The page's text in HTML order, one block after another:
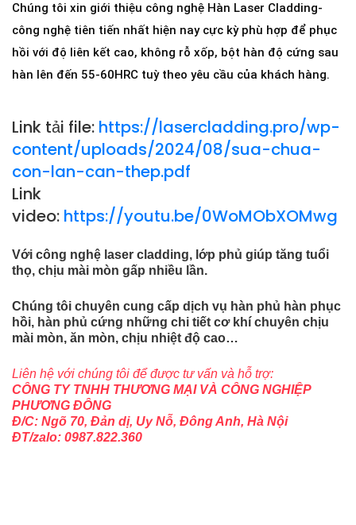
Chúng tôi xin giới thiệu công nghệ Hàn Laser Cladding-
công nghệ tiên tiến nhất hiện nay cực kỳ phù hợp để phục
hồi với độ liên kết cao, không rỗ xốp, bột hàn độ cứng sau
hàn lên đến 55-60HRC tuỳ theo yêu cầu của khách hàng.
Link tải file: https://lasercladding.pro/wp-
content/uploads/2024/08/sua-chua-
con-lan-can-thep.pdf
Link
video: https://youtu.be/0WoMObXOMwg
Với công nghệ laser cladding, lớp phủ giúp tăng tuổi
thọ, chịu mài mòn gấp nhiều lần.
Chúng tôi chuyên cung cấp dịch vụ hàn phủ hàn phục
hồi, hàn phủ cứng những chi tiết cơ khí chuyên chịu
mài mòn, ăn mòn, chịu nhiệt độ cao…
Liên hệ với chúng tôi để được tư vấn và hỗ trợ:
CÔNG TY TNHH THƯƠNG MẠI VÀ CÔNG NGHIỆP
PHƯƠNG ĐÔNG
Đ/C: Ngõ 70, Đản dị, Uy Nỗ, Đông Anh, Hà Nội
ĐT/zalo: 0987.822.360